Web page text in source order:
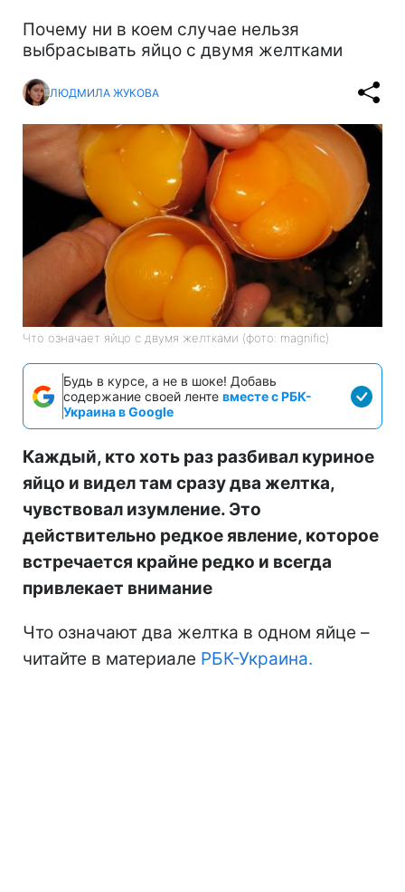
Почему ни в коем случае нельзя
выбрасывать яйцо с двумя желтками
ЛЮДМИЛА ЖУКОВА
Что означает яйцо с двумя желтками (фото: magnific)
Будь в курсе, а не в шоке! Добавь
содержание своей ленте вместе с РБК-
Украина в Google
Каждый, кто хоть раз разбивал куриное
яйцо и видел там сразу два желтка,
чувствовал изумление. Это
действительно редкое явление, которое
встречается крайне редко и всегда
привлекает внимание
Что означают два желтка в одном яйце –
читайте в материале РБК-Украина.